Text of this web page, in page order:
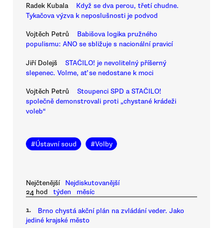
Radek Kubala
Když se dva perou, třetí chudne.
Tykačova výzva k neposlušnosti je podvod
Vojtěch Petrů
Babišova logika pružného
populismu: ANO se sbližuje s nacionální pravicí
Jiří Dolejš
STAČILO! je nevolitelný příšerný
slepenec. Volme, ať se nedostane k moci
Vojtěch Petrů
Stoupenci SPD a STAČILO!
společně demonstrovali proti „chystané krádeži
voleb“
#Ústavní soud #Volby
Nejčtenější
Nejdiskutovanější
24 hod
týden měsíc
1.
Brno chystá akční plán na zvládání veder. Jako
jediné krajské město